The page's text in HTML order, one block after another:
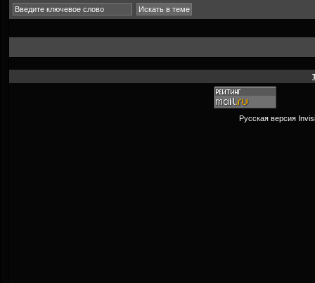
Русская версия